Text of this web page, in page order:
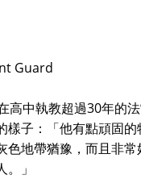
Guard
高中執教超過30年的
樣子：「他有點頑固
色地帶猶豫，而且非
」